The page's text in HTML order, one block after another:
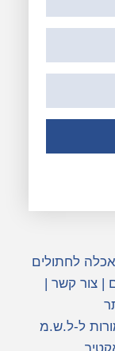
לחתולים
|צור קשר |
ל-ל.ש.מ